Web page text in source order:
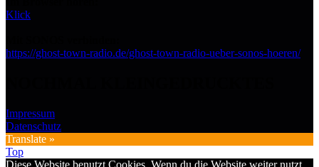
Klick
https://ghost-town-radio.de/ghost-town-radio-ueber-sonos-hoeren/
Impressum
Datenschutz
Translate »
Top
Diese Website benutzt Cookies. Wenn du die Website weiter nutzt,